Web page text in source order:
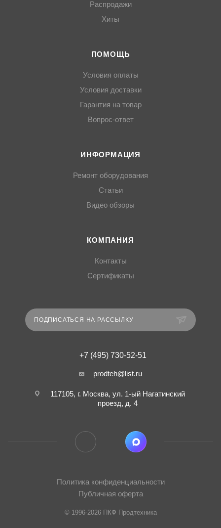
Распродажи
Хиты
ПОМОЩЬ
Условия оплаты
Условия доставки
Гарантия на товар
Вопрос-ответ
ИНФОРМАЦИЯ
Ремонт оборудования
Статьи
Видео обзоры
КОМПАНИЯ
Контакты
Сертификаты
ПОДПИСАТЬСЯ НА РАССЫЛКУ
+7 (495) 730-52-51
prodteh@list.ru
117105, г. Москва, ул. 1-ый Нагатинский
проезд, д. 4
Политика конфиденциальности
Публичная оферта
© 1996-2026 ПКФ Продтехника